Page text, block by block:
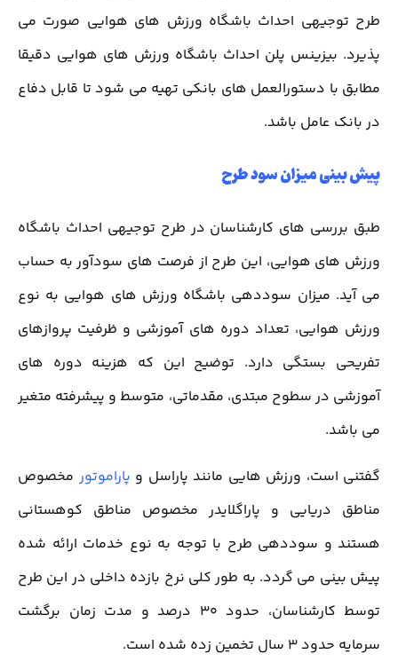
طرح توجیهی احداث باشگاه ورزش های هوایی صورت می
پذیرد. بیزینس پلن احداث باشگاه ورزش های هوایی دقیقا
مطابق با دستورالعمل های بانکی تهیه می شود تا قابل دفاع
در بانک عامل باشد.
پیش بینی میزان سود طرح
طبق بررسی های کارشناسان در طرح توجیهی احداث باشگاه
ورزش های هوایی، این طرح از فرصت های سودآور به حساب
می آید. میزان سوددهی باشگاه ورزش های هوایی به نوع
ورزش هوایی، تعداد دوره های آموزشی و ظرفیت پروازهای
تفریحی بستگی دارد. توضیح این که هزینه دوره های
آموزشی در سطوح مبتدی، مقدماتی، متوسط و پیشرفته متغیر
می باشد.
گفتنی است، ورزش هایی مانند پاراسل و پاراموتور مخصوص
مناطق دریایی و پاراگلایدر مخصوص مناطق کوهستانی
هستند و سوددهی طرح با توجه به نوع خدمات ارائه شده
پیش بینی می گردد. به طور کلی نرخ بازده داخلی در این طرح
توسط کارشناسان، حدود 30 درصد و مدت زمان برگشت
سرمایه حدود 3 سال تخمین زده شده است.